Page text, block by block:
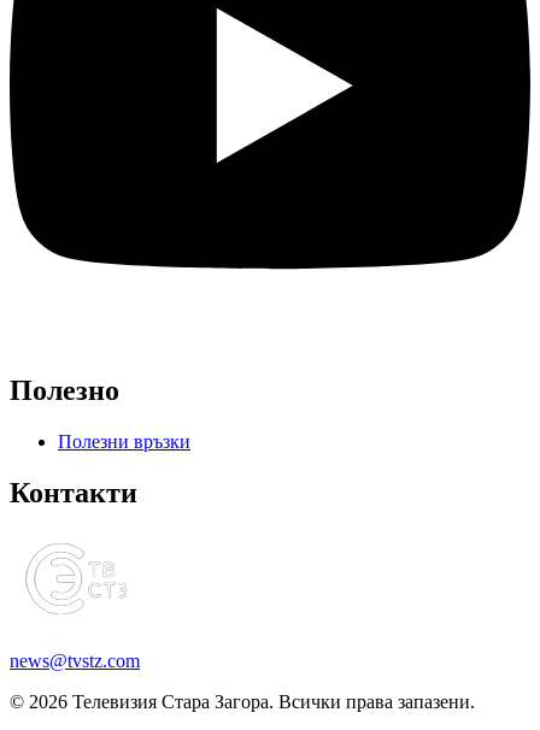
Полезно
Полезни връзки
Контакти
news@tvstz.com
© 2026 Телевизия Стара Загора. Всички права запазени.